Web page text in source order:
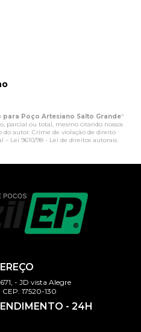
para Poço Artesiano Salto Grande"
parcial ou total, mesmo citando nossos
autor. Crime de violação de direito
– Lei 9610/98 - Lei de direitos autorais.
- JD vista Alegre
17520-130
- 24H